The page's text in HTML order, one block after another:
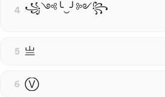
4 ꧁༺╰‿╯༻꧂
5 亗
6 Ⓥ